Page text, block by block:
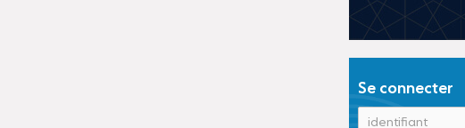
Se connecter